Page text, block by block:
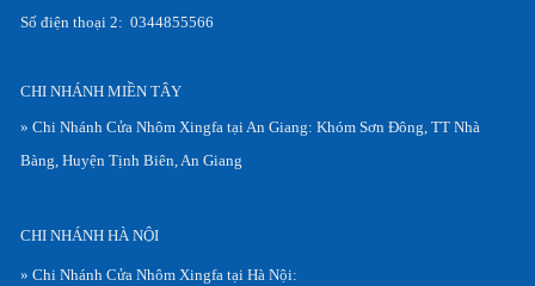
Số điện thoại 2: 0344855566
CHI NHÁNH MIỀN TÂY
» Chi Nhánh Cửa Nhôm Xingfa tại An Giang: Khóm Sơn Đông, TT Nhà
Bàng, Huyện Tịnh Biên, An Giang
CHI NHÁNH HÀ NỘI
» Chi Nhánh Cửa Nhôm Xingfa tại Hà Nội: